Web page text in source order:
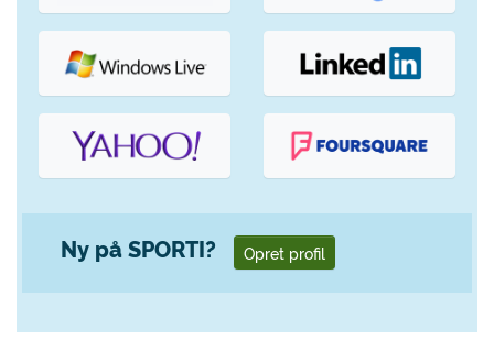
Ny på SPORTI? Opret profil